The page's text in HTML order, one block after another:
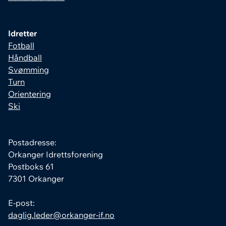
Idretter
Fotball
Håndball
Svømming
Turn
Orientering
Ski
Postadresse:
Orkanger Idrettsforening
Postboks 61
7301 Orkanger
E-post:
daglig.leder@orkanger-if.no